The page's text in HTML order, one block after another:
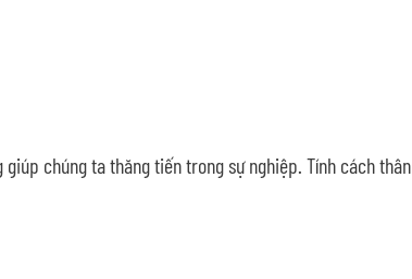
chúng ta thăng tiến trong sự nghiệp. Tính cách thân